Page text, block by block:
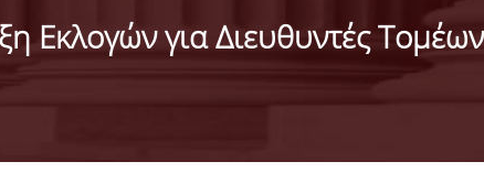
Εκλογών για Διευθυντές Τομέων